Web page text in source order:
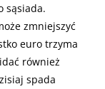
sąsiada.
zmniejszyć
euro trzyma
również
spada